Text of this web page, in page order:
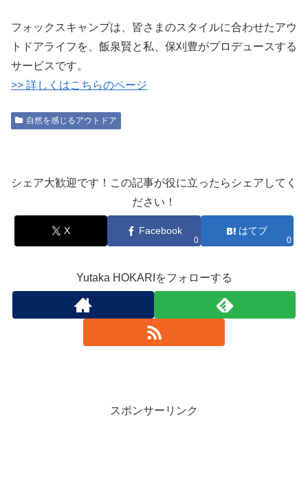
フォックスキャンプは、皆さまのスタイルに合わせたアウ
トドアライフを、飯泉賢と私、保刈豊がプロデュースする
サービスです。
>> 詳しくはこちらのページ
自然を感じるアウトドア
シェア大歓迎です！この記事が役に立ったらシェアしてく
ださい！
X Facebook
0
はてブ
0
Yutaka HOKARIをフォローする
スポンサーリンク